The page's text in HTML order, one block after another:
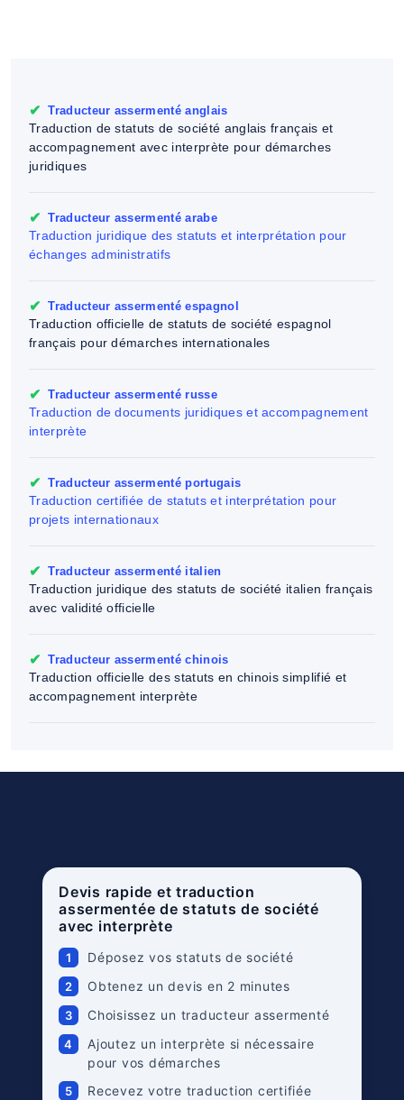
✔ Traducteur assermenté anglais
Traduction de statuts de société anglais français et
accompagnement avec interprète pour démarches
juridiques
✔ Traducteur assermenté arabe
Traduction juridique des statuts et interprétation pour
échanges administratifs
✔ Traducteur assermenté espagnol
Traduction officielle de statuts de société espagnol
français pour démarches internationales
✔ Traducteur assermenté russe
Traduction de documents juridiques et accompagnement
interprète
✔ Traducteur assermenté portugais
Traduction certifiée de statuts et interprétation pour
projets internationaux
✔ Traducteur assermenté italien
Traduction juridique des statuts de société italien français
avec validité officielle
✔ Traducteur assermenté chinois
Traduction officielle des statuts en chinois simplifié et
accompagnement interprète
Devis rapide et traduction
assermentée de statuts de société
avec interprète
1 Déposez vos statuts de société
2 Obtenez un devis en 2 minutes
3 Choisissez un traducteur assermenté
4
Ajoutez un interprète si nécessaire
pour vos démarches
5
Recevez votre traduction certifiée